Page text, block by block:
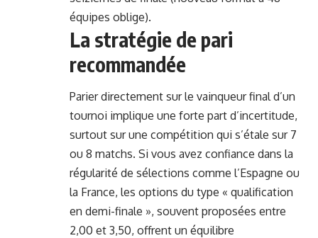
équipes oblige).
La stratégie de pari
recommandée
Parier directement sur le vainqueur final d’un
tournoi implique une forte part d’incertitude,
surtout sur une compétition qui s’étale sur 7
ou 8 matchs. Si vous avez confiance dans la
régularité de sélections comme l’Espagne ou
la France, les options du type « qualification
en demi-finale », souvent proposées entre
2,00 et 3,50, offrent un équilibre